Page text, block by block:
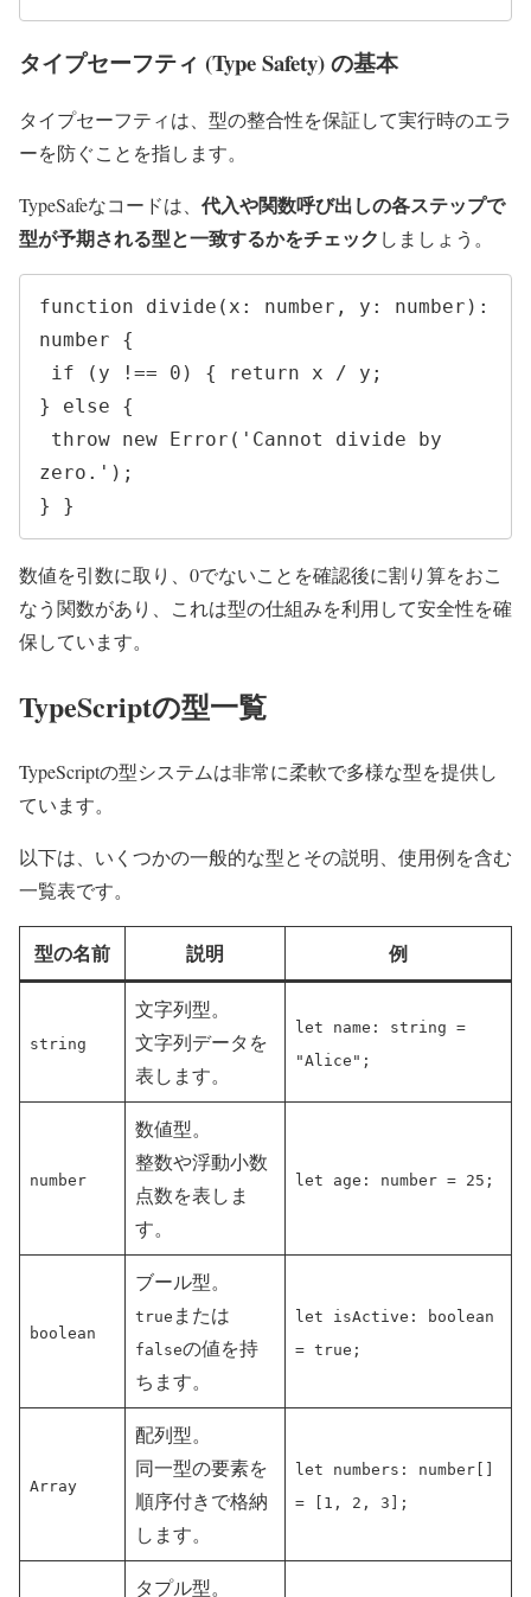
タイプセーフティ (Type Safety) の基本
タイプセーフティは、型の整合性を保証して実行時のエラ
ーを防ぐことを指します。
TypeSafeなコードは、 代入や関数呼び出しの各ステップで
型が予期される型と一致するかをチェック しましょう。
function divide(x: number, y: number):
number {
} else {
zero.');
} }
数値を引数に取り、0でないことを確認後に割り算をおこ
なう関数があり、これは型の仕組みを利用して安全性を確
保しています。
TypeScriptの型一覧
TypeScriptの型システムは非常に柔軟で多様な型を提供し
ています。
以下は、いくつかの一般的な型とその説明、使用例を含む
一覧表です。
型の名前 説明 例
string
文字列型。
文字列データを
表します。
let name: string =
"Alice";
number
数値型。
整数や浮動小数
点数を表しま
す。
let age: number = 25;
boolean
ブール型。
true または
falseの値を持
ちます。
let isActive: boolean
= true;
Array
配列型。
同一型の要素を
順序付きで格納
します。
let numbers: number[]
= [1, 2, 3];
タプル型。